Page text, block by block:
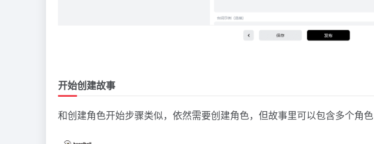
开始创建故事
和创建角色开始步骤类似，依然需要创建角色，但故事里可以包含多个角色